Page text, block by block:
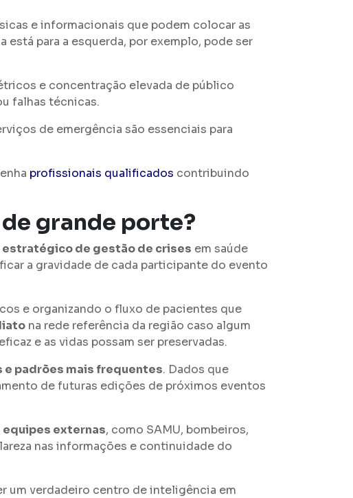
e informacionais que podem colocar as
está para a esquerda, por exemplo, pode ser
e concentração elevada de público
falhas técnicas.
de emergência são essenciais para
profissionais qualificados contribuindo
grande porte?
estratégico de gestão de crises em saúde
a gravidade de cada participante do evento
e organizando o fluxo de pacientes que
na rede referência da região caso algum
e as vidas possam ser preservadas.
padrões mais frequentes. Dados que
de futuras edições de próximos eventos
equipes externas, como SAMU, bombeiros,
nas informações e continuidade do
um verdadeiro centro de inteligência em